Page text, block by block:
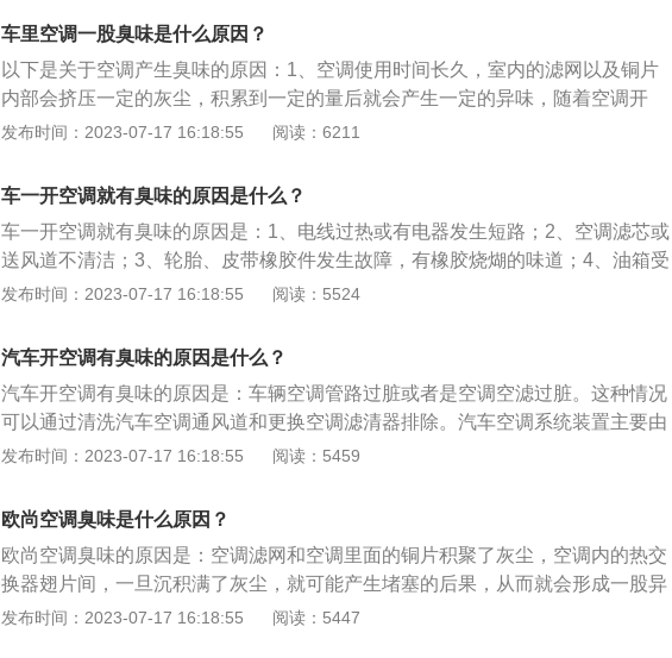
气。2、空调滤芯不仅可以保证车内环境的干净，还有利于人体的健康。3、因为
如果没有空调滤芯，空气中的花粉会进入车内，对花粉过敏者吸入后，会引起过
敏症状，导致呼吸困难、损坏肺部等，还会引起心情烦躁，从而影响驾驶的情
绪，提高驾驶的危险指数。4、平时车主应当及时清洁、更换空调滤芯，保证空
调滤芯可以正常工作。
车里空调一股臭味是什么原因？
以下是关于空调产生臭味的原因：1、空调使用时间长久，室内的滤网以及铜片
内部会挤压一定的灰尘，积累到一定的量后就会产生一定的异味，随着空调开
启，空调出风异味就会飘散到空气中。2、空调在制冷热以后，室内机的内部通
部的潮气一直存在，长期下来就会产生霉菌，从而产生霉味。以下是去除臭味的
方法：1、如果空调使用年限较短，只有面板和出风口等地方有灰尘，只需进行
简单擦拭，然后打开面板取下滤网进行清水冲刷。2、如果空调使用的年限较
长，并且用户无法进行简单清洗，就需要与售后进行联系，及时对空调进行清
洗，让空调出风更加健康与清新。
发布时间：2023-07-17 16:18:55 阅读：6211
车一开空调就有臭味的原因是什么？
车一开空调就有臭味的原因是：1、电线过热或有电器发生短路；2、空调滤芯或
送风道不清洁；3、轮胎、皮带橡胶件发生故障，有橡胶烧煳的味道；4、油箱受
损或供油系统出现渗漏；5、电解液泄漏或亏损；6、离合片烧损或没松手刹。车
水果；2、车内放具有杀菌和清洁能力的白醋；3、利用活性炭去味；4、去除车
里的保护膜；5、开窗通风；6、适量喷洒空气清新剂。
发布时间：2023-07-17 16:18:55 阅读：5524
汽车开空调有臭味的原因是什么？
汽车开空调有臭味的原因是：车辆空调管路过脏或者是空调空滤过脏。这种情况
可以通过清洗汽车空调通风道和更换空调滤清器排除。汽车空调系统装置主要由
冷系统、采暖系统、送风系统、控系统组成。为顺应各种结构类型和用途汽车的
暖一体式空调系统。汽车空调是用于把车厢内的温度、湿度、空气清洁度及空气
流动调整和控制在最佳状态，为乘员提供舒适的乘坐环境，减少旅途疲劳，为驾
驶员创造良好的工作条件，对确保安全行车起到重要作用的通风装置。
发布时间：2023-07-17 16:18:55 阅读：5459
欧尚空调臭味是什么原因？
欧尚空调臭味的原因是：空调滤网和空调里面的铜片积聚了灰尘，空调内的热交
换器翅片间，一旦沉积满了灰尘，就可能产生堵塞的后果，从而就会形成一股异
常的气味，随着空调的开启，气味也会随之飘散。欧尚是长安旗下的乘用车品
发布时间：2023-07-17 16:18:55 阅读：5447